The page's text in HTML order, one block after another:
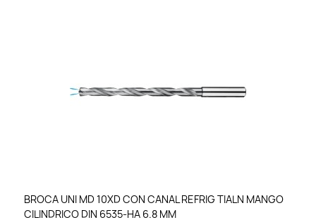
BROCA UNI MD 10XD CON CANAL REFRIG TIALN MANGO
CILINDRICO DIN 6535-HA 6.8 MM